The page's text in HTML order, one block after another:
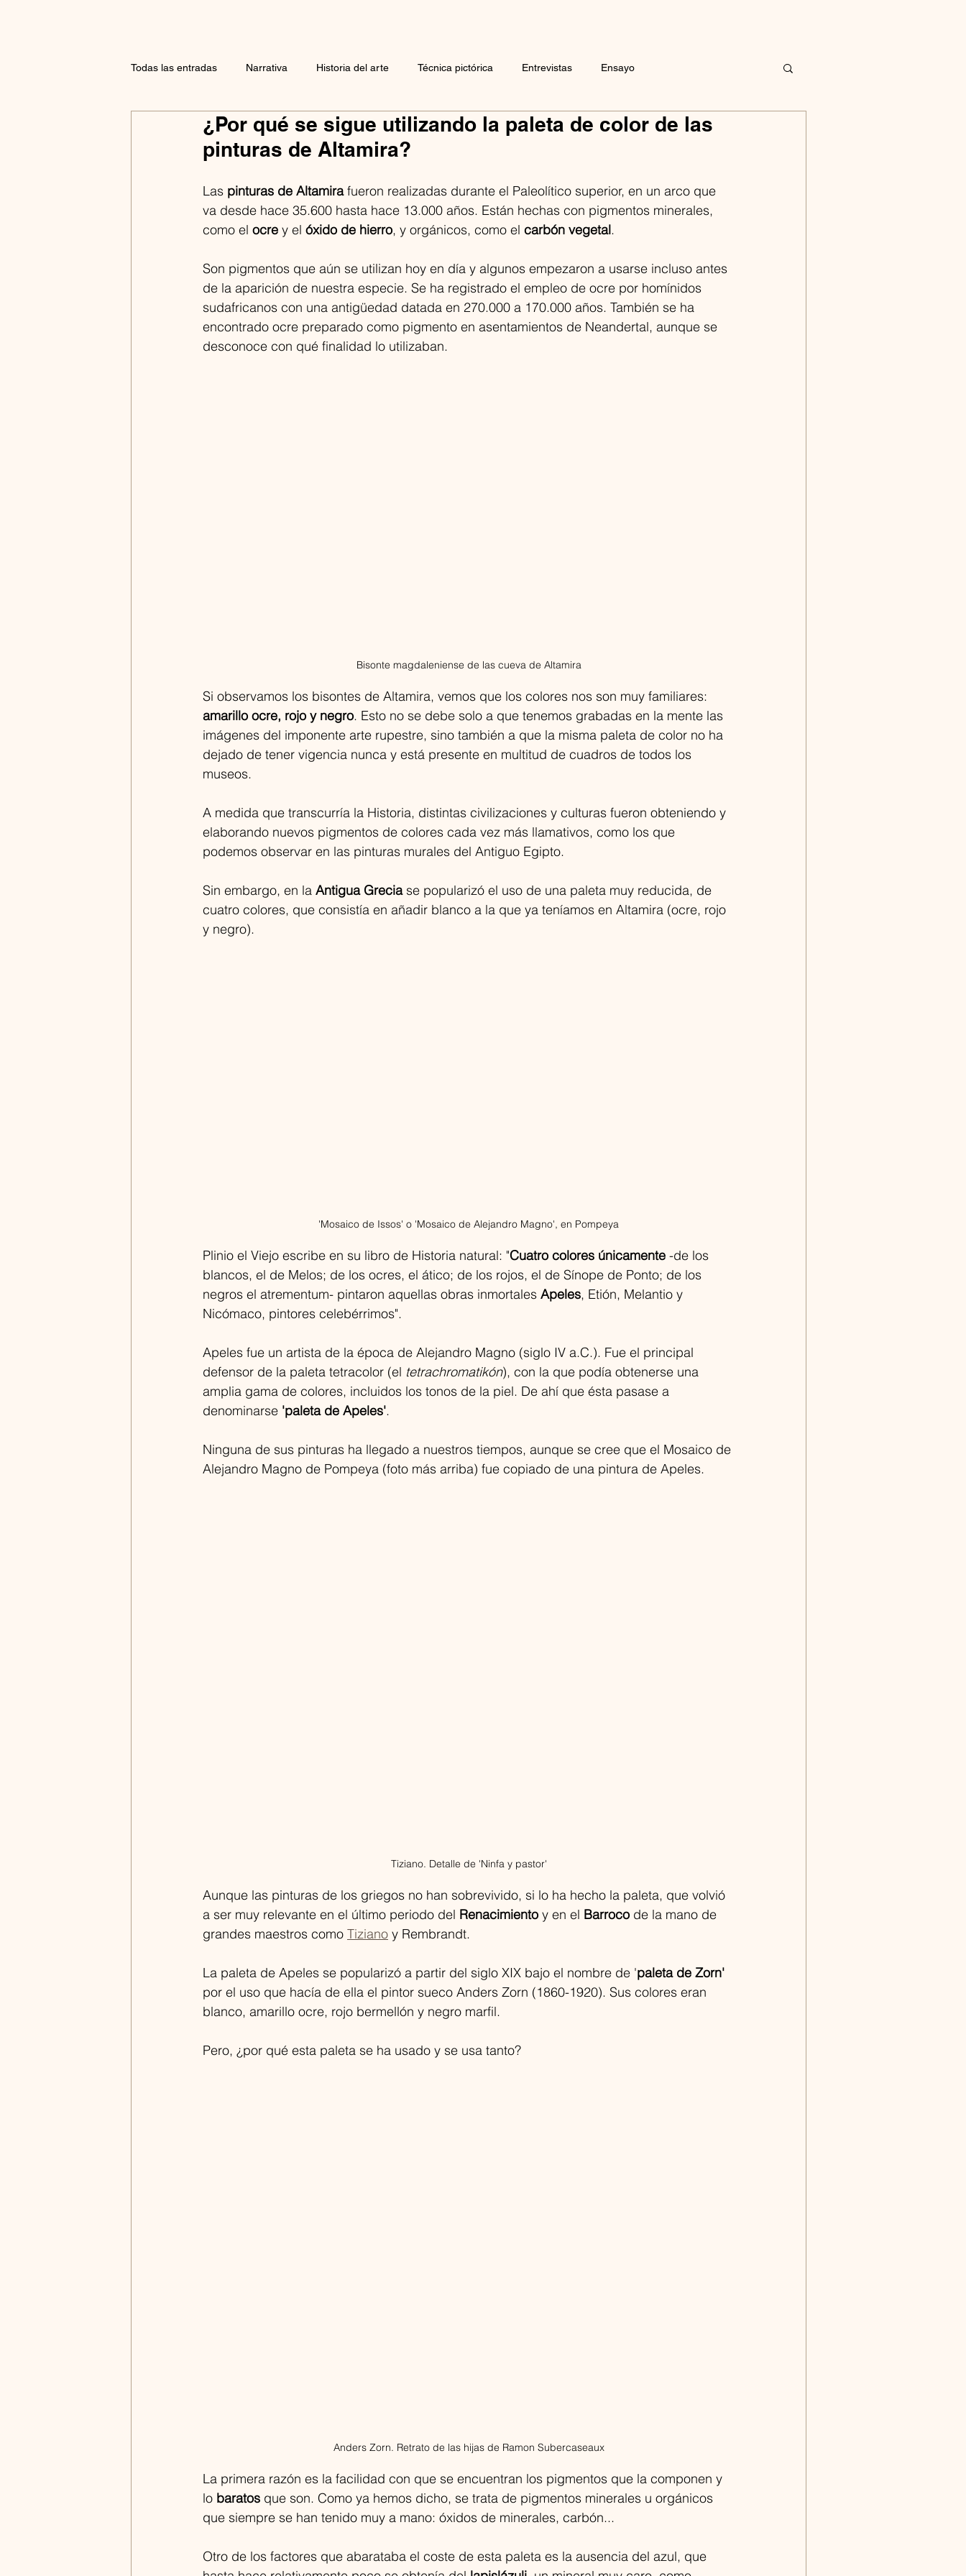
Todas las entradas Narrativa Historia del arte Técnica pictórica Entrevistas Ensayo
¿Por qué se sigue utilizando la paleta de color de las
pinturas de Altamira?
Las pinturas de Altamira fueron realizadas durante el Paleolítico superior, en un arco que
va desde hace 35.600 hasta hace 13.000 años. Están hechas con pigmentos minerales,
como el ocre y el óxido de hierro, y orgánicos, como el carbón vegetal.
Son pigmentos que aún se utilizan hoy en día y algunos empezaron a usarse incluso antes
de la aparición de nuestra especie. Se ha registrado el empleo de ocre por homínidos
sudafricanos con una antigüedad datada en 270.000 a 170.000 años. ​También se ha
encontrado ocre preparado como pigmento en asentamientos de Neandertal, aunque se
desconoce con qué finalidad lo utilizaban.
Bisonte magdaleniense de las cueva de Altamira
Si observamos los bisontes de Altamira, vemos que los colores nos son muy familiares:
amarillo ocre, rojo y negro. Esto no se debe solo a que tenemos grabadas en la mente las
imágenes del imponente arte rupestre, sino también a que la misma paleta de color no ha
dejado de tener vigencia nunca y está presente en multitud de cuadros de todos los
museos.
A medida que transcurría la Historia, distintas civilizaciones y culturas fueron obteniendo y
elaborando nuevos pigmentos de colores cada vez más llamativos, como los que
podemos observar en las pinturas murales del Antiguo Egipto.
Sin embargo, en la Antigua Grecia se popularizó el uso de una paleta muy reducida, de
cuatro colores, que consistía en añadir blanco a la que ya teníamos en Altamira (ocre, rojo
y negro).
'Mosaico de Issos' o 'Mosaico de Alejandro Magno', en Pompeya
Plinio el Viejo escribe en su libro de Historia natural: "Cuatro colores únicamente -de los
blancos, el de Melos; de los ocres, el ático; de los rojos, el de Sínope de Ponto; de los
negros el atrementum- pintaron aquellas obras inmortales Apeles, Etión, Melantio y
Nicómaco, pintores celebérrimos".
Apeles fue un artista de la época de Alejandro Magno (siglo IV a.C.). Fue el principal
defensor de la paleta tetracolor (el tetrachromatikón), con la que podía obtenerse una
amplia gama de colores, incluidos los tonos de la piel. De ahí que ésta pasase a
denominarse 'paleta de Apeles'.
Ninguna de sus pinturas ha llegado a nuestros tiempos, aunque se cree que el Mosaico de
Alejandro Magno de Pompeya (foto más arriba) fue copiado de una pintura de Apeles.
Tiziano. Detalle de 'Ninfa y pastor'
Aunque las pinturas de los griegos no han sobrevivido, si lo ha hecho la paleta, que volvió
a ser muy relevante en el último periodo del Renacimiento y en el Barroco de la mano de
grandes maestros como Tiziano y Rembrandt.
La paleta de Apeles se popularizó a partir del siglo XIX bajo el nombre de 'paleta de Zorn'
por el uso que hacía de ella el pintor sueco Anders Zorn (1860-1920). Sus colores eran
blanco, amarillo ocre, rojo bermellón y negro marfil.
Pero, ¿por qué esta paleta se ha usado y se usa tanto?
Anders Zorn. Retrato de las hijas de Ramon Subercaseaux
La primera razón es la facilidad con que se encuentran los pigmentos que la componen y
lo baratos que son. Como ya hemos dicho, se trata de pigmentos minerales u orgánicos
que siempre se han tenido muy a mano: óxidos de minerales, carbón...
Otro de los factores que abarataba el coste de esta paleta es la ausencia del azul, que